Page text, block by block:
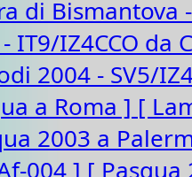
di Bismantova
IT9/IZ4CCO da
2004 - SV5/
a Roma ] [
2003 a
004 ] [ Pasqua